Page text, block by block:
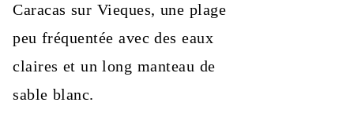
Caracas sur Vieques, une plage
peu fréquentée avec des eaux
claires et un long manteau de
sable blanc.